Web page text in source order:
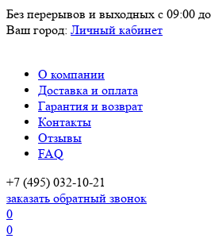
Без перерывов и выходных с 09:00
Ваш город: Личный кабинет
О компании
Доставка и оплата
Гарантия и возврат
Контакты
Отзывы
FAQ
+7 (495) 032-10-21
заказать обратный звонок
0
0